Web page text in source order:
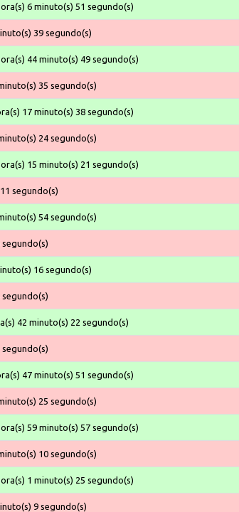
6 minuto(s) 51 segundo(s)
39 segundo(s)
44 minuto(s) 49 segundo(s)
35 segundo(s)
17 minuto(s) 38 segundo(s)
24 segundo(s)
15 minuto(s) 21 segundo(s)
segundo(s)
54 segundo(s)
segundo(s)
16 segundo(s)
segundo(s)
42 minuto(s) 22 segundo(s)
segundo(s)
47 minuto(s) 51 segundo(s)
25 segundo(s)
59 minuto(s) 57 segundo(s)
10 segundo(s)
1 minuto(s) 25 segundo(s)
9 segundo(s)